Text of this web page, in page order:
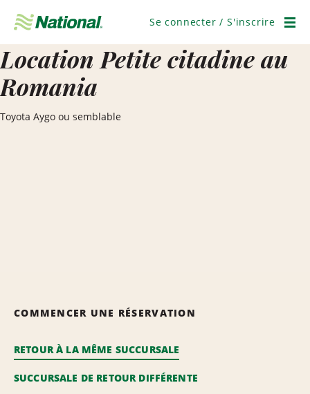
navigation
Se connecter / S'inscrire
Location Petite citadine au
Romania
Toyota Aygo ou semblable
COMMENCER UNE RÉSERVATION
RETOUR À LA MÊME SUCCURSALE
SUCCURSALE DE RETOUR DIFFÉRENTE